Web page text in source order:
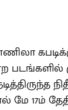
படங்களில்
17ம் தேதி